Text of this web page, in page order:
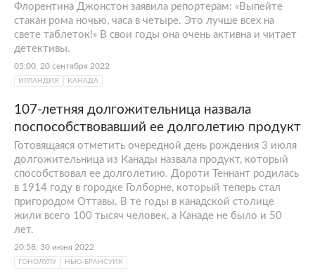
Флорентина Джонстон заявила репортерам: «Выпейте
стакан рома ночью, часа в четыре. Это лучше всех на
свете таблеток!» В свои годы она очень активна и читает
детективы.
05:00, 20 сентября 2022
ИРЛАНДИЯ КАНАДА
107-летняя долгожительница назвала
поспособствовавший ее долголетию продукт
Готовящаяся отметить очередной день рождения 3 июля
долгожительница из Канады назвала продукт, который
способствовал ее долголетию. Дороти Теннант родилась
в 1914 году в городке Голборне, который теперь стал
пригородом Оттавы. В те годы в канадской столице
жили всего 100 тысяч человек, а Канаде не было и 50
лет.
20:58, 30 июня 2022
ГОНОЛУЛУ НЬЮ-БРАНСУИК